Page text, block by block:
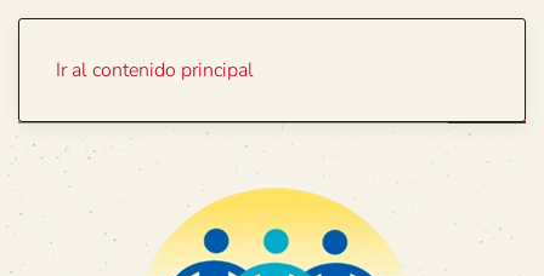
Ir al contenido principal